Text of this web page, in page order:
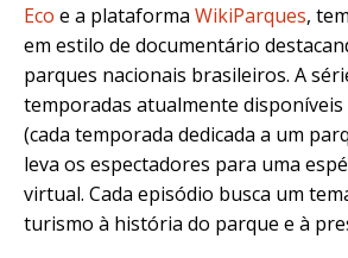
Eco e a plataforma WikiParques,
em estilo de documentário
parques nacionais brasileiros. A
temporadas atualmente
(cada temporada dedicada a um
leva os espectadores para uma
virtual. Cada episódio busca um
turismo à história do parque e à